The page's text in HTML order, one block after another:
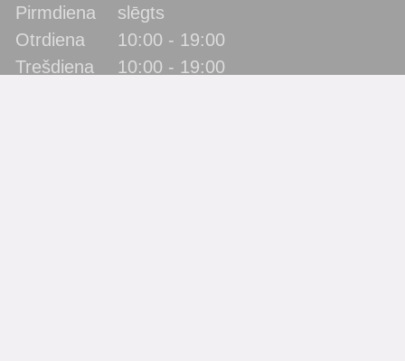
Pirmdiena
slēgts
Otrdiena
10:00 - 19:00
Trešdiena
10:00 - 19:00